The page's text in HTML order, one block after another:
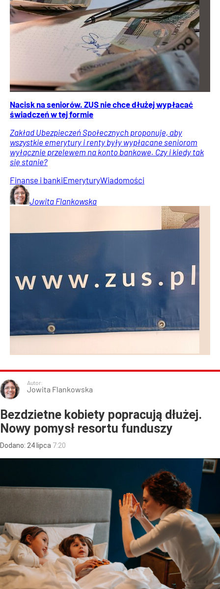
Nacisk na seniorów. ZUS nie chce dłużej wypłacać
świadczeń w tej formie
Zakład Ubezpieczeń Społecznych proponuje, aby
wszystkie emerytury i renty były wypłacane seniorom
wyłącznie przelewem na konto bankowe. Czy i kiedy tak
się stanie?
Finanse i bankiEmeryturyWiadomości
Jowita Flankowska
Autor:
Jowita Flankowska
Bezdzietne kobiety popracują dłużej.
Nowy pomysł resortu funduszy
Dodano: 24lipca 7:20